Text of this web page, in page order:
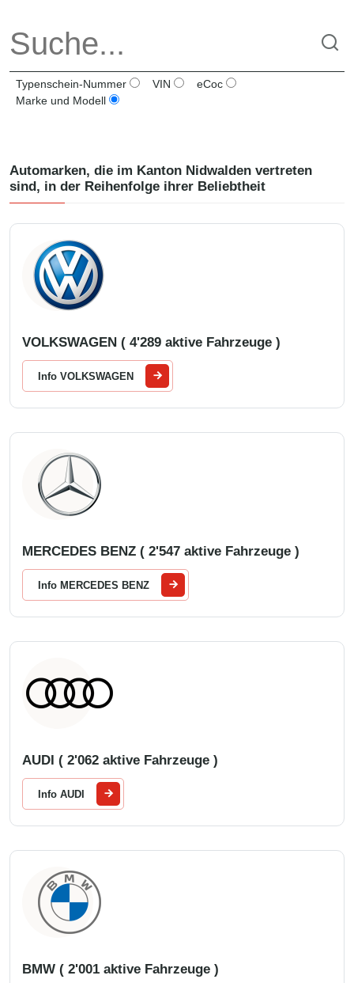
Typenschein-Nummer VIN
eCoc
Marke und Modell
Automarken, die im Kanton Nidwalden vertreten
sind, in der Reihenfolge ihrer Beliebtheit
VOLKSWAGEN ( 4'289 aktive Fahrzeuge )
Info VOLKSWAGEN
MERCEDES BENZ ( 2'547 aktive Fahrzeuge )
Info MERCEDES BENZ
AUDI ( 2'062 aktive Fahrzeuge )
Info AUDI
BMW ( 2'001 aktive Fahrzeuge )